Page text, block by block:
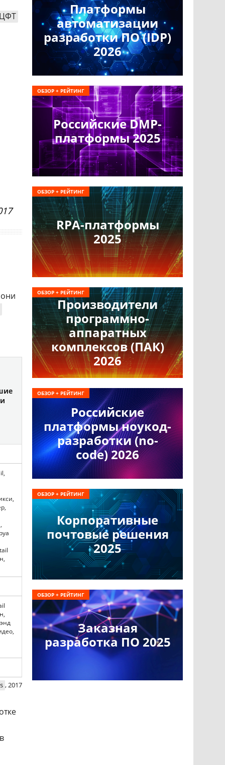
, 2017
Платформы
автоматизации
разработки ПО (IDP)
2026
Российские DMP-
платформы 2025
ОБЗОР + РЕЙТИНГ
RPA-платформы
2025
ОБЗОР + РЕЙТИНГ
Производители
программно-
аппаратных
комплексов (ПАК)
2026
ОБЗОР + РЕЙТИНГ
Российские
платформы ноукод-
разработки (no-
code) 2026
ОБЗОР + РЕЙТИНГ
Корпоративные
почтовые решения
2025
ОБЗОР + РЕЙТИНГ
Заказная
разработка ПО 2025
ОБЗОР + РЕЙТИНГ